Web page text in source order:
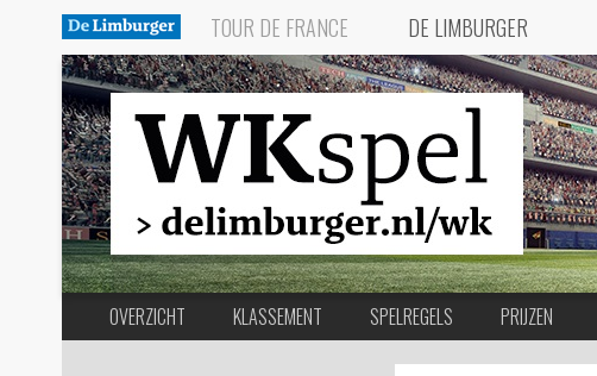
TOUR DE FRANCE DE LIMBURGER
OVERZICHT KLASSEMENT SPELREGELS PRIJZEN